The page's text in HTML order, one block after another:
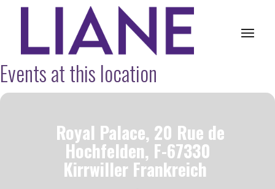
Events at this location
Royal Palace, 20 Rue de
Hochfelden, F-67330
Kirrwiller Frankreich